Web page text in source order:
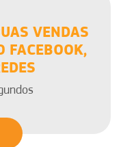
VENDAS
FACEBOOK,